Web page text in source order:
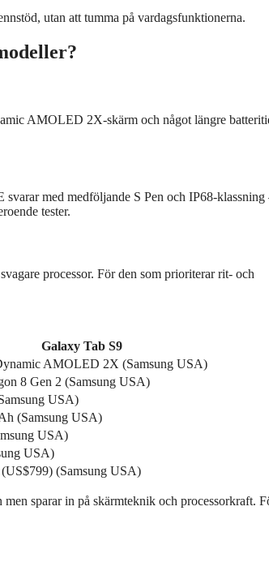
utan att tumma på vardagsfunktionerna.
AMOLED 2X-skärm och något längre
med medföljande S Pen och IP68-klassning
tester.
processor. För den som prioriterar rit- och
Galaxy Tab S9
AMOLED 2X (Samsung USA)
8 Gen 2 (Samsung USA)
USA)
(Samsung USA)
USA)
USA)
(Samsung USA)
sparar in på skärmteknik och processorkraft.